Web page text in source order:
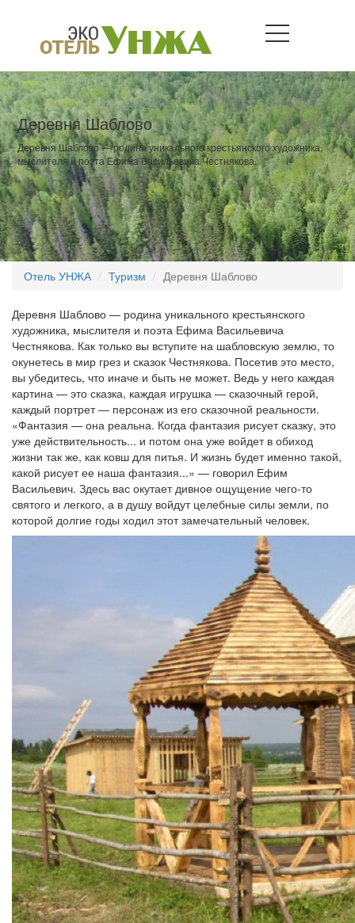
Деревня Шаблово
Деревня Шаблово — родина уникального крестьянского художника,
мыслителя и поэта Ефима Васильевича Честнякова.
Отель УНЖА Туризм Деревня Шаблово
Деревня Шаблово — родина уникального крестьянского
художника, мыслителя и поэта Ефима Васильевича
Честнякова. Как только вы вступите на шабловскую землю, то
окунетесь в мир грез и сказок Честнякова. Посетив это место,
вы убедитесь, что иначе и быть не может. Ведь у него каждая
картина — это сказка, каждая игрушка — сказочный герой,
каждый портрет — персонаж из его сказочной реальности.
«Фантазия — она реальна. Когда фантазия рисует сказку, это
уже действительность... и потом она уже войдет в обиход
жизни так же, как ковш для питья. И жизнь будет именно такой,
какой рисует ее наша фантазия...» — говорил Ефим
Васильевич. Здесь вас окутает дивное ощущение чего-то
святого и легкого, а в душу войдут целебные силы земли, по
которой долгие годы ходил этот замечательный человек.